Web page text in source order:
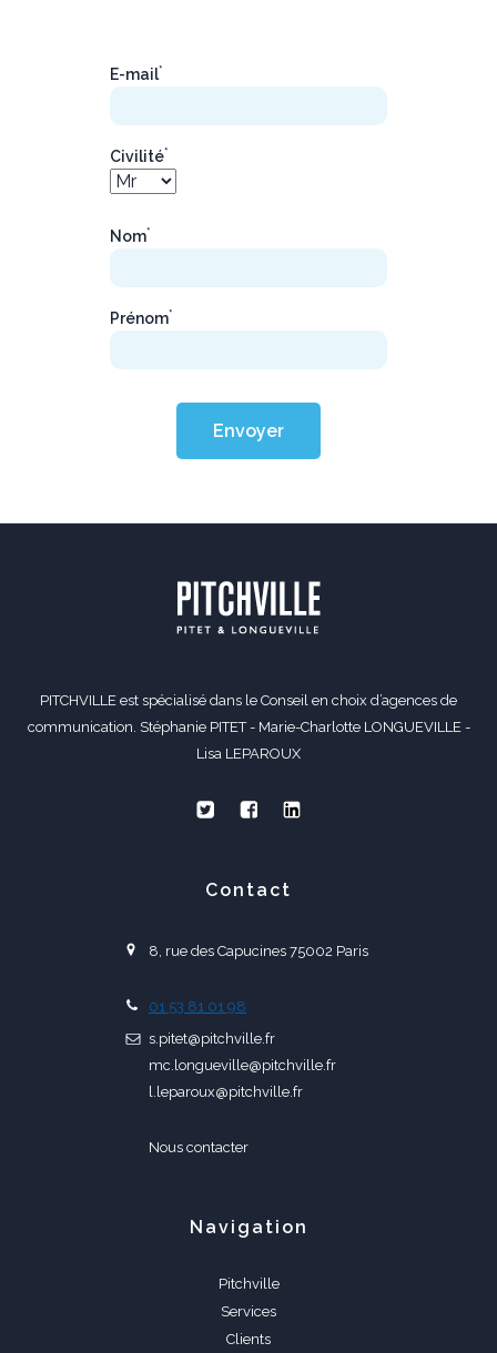
E-mail*
Civilité*
Nom*
Prénom*
Envoyer
PITCHVILLE est spécialisé dans le Conseil en choix d’agences de
communication. Stéphanie PITET - Marie-Charlotte LONGUEVILLE -
Lisa LEPAROUX
Contact
8, rue des Capucines 75002 Paris
01 53 81 01 98
s.pitet@pitchville.fr
mc.longueville@pitchville.fr
l.leparoux@pitchville.fr
Nous contacter
Navigation
Pitchville
Services
Clients